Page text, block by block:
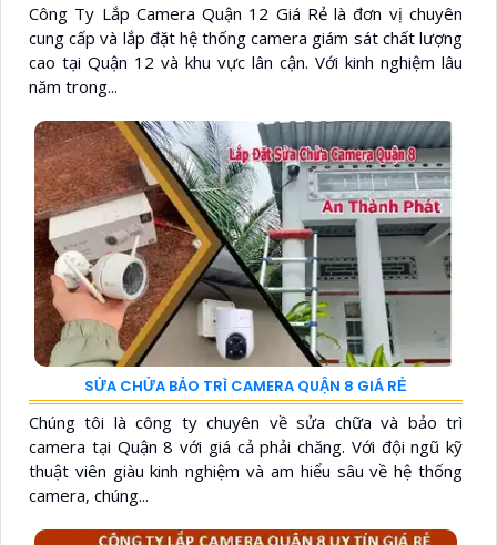
Công Ty Lắp Camera Quận 12 Giá Rẻ là đơn vị chuyên
cung cấp và lắp đặt hệ thống camera giám sát chất lượng
cao tại Quận 12 và khu vực lân cận. Với kinh nghiệm lâu
năm trong...
SỬA CHỬA BẢO TRÌ CAMERA QUẬN 8 GIÁ RẺ
Chúng tôi là công ty chuyên về sửa chữa và bảo trì
camera tại Quận 8 với giá cả phải chăng. Với đội ngũ kỹ
thuật viên giàu kinh nghiệm và am hiểu sâu về hệ thống
camera, chúng...